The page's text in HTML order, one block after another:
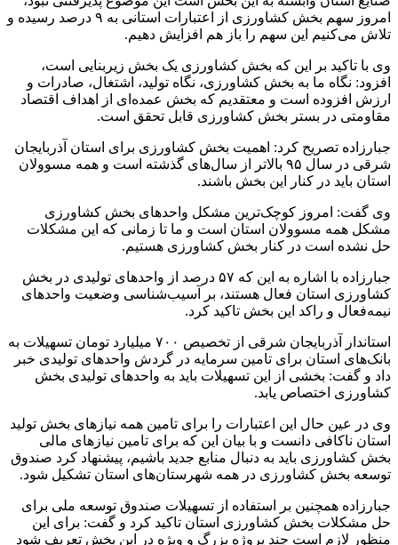
امروز سهم بخش کشاورزی از اعتبارات استانی به ۹ درصد رسیده و
تلاش می‌کنیم این سهم را باز هم افزایش دهیم.
وی با تاکید بر این که بخش کشاورزی یک بخش زیربنایی است،
افزود: نگاه ما به بخش کشاورزی، نگاه تولید، اشتغال، صادرات و
ارزش افزوده است و معتقدیم که بخش عمده‌ای از اهداف اقتصاد
مقاومتی در بستر بخش کشاورزی قابل تحقق است.
جبارزاده تصریح کرد: اهمیت بخش کشاورزی برای استان آذربایجان
شرقی در سال ۹۵ بالاتر از سال‌های گذشته است و همه مسوولان
استان باید در کنار این بخش باشند.
وی گفت: امروز کوچک‌ترین مشکل واحدهای بخش کشاورزی
مشکل همه مسوولان استان است و ما تا زمانی که این مشکلات
حل نشده است در کنار بخش کشاورزی هستیم.
جبارزاده با اشاره به این که ۵۷ درصد از واحدهای تولیدی در بخش
کشاورزی استان فعال هستند، بر آسیب‌شناسی وضعیت واحدهای
نیمه‌فعال و راکد این بخش تاکید کرد.
استاندار آذربایجان شرقی از تخصیص ۷۰۰ میلیارد تومان تسهیلات به
بانک‌های استان برای تامین سرمایه در گردش واحدهای تولیدی خبر
داد و گفت: بخشی از این تسهیلات باید به واحدهای تولیدی بخش
کشاورزی اختصاص یابد.
وی در عین حال این اعتبارات را برای تامین همه نیازهای بخش تولید
استان ناکافی دانست و با بیان این که برای تامین نیازهای مالی
بخش کشاورزی باید به دنبال منابع جدید باشیم، پیشنهاد کرد صندوق
توسعه بخش کشاورزی در همه شهرستان‌های استان تشکیل شود.
جبارزاده همچنین بر استفاده از تسهیلات صندوق توسعه ملی برای
حل مشکلات بخش کشاورزی استان تاکید کرد و گفت: برای این
منظور لازم است چند پروژه بزرگ و ویژه در این بخش تعریف شود